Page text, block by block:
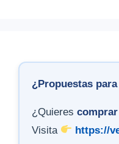
¿Propuestas
¿Quieres
Visita
https://